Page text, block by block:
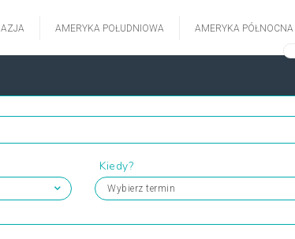
AZJA AMERYKA POŁUDNIOWA AMERYKA PÓŁNOCNA
Kiedy?
Wybierz termin